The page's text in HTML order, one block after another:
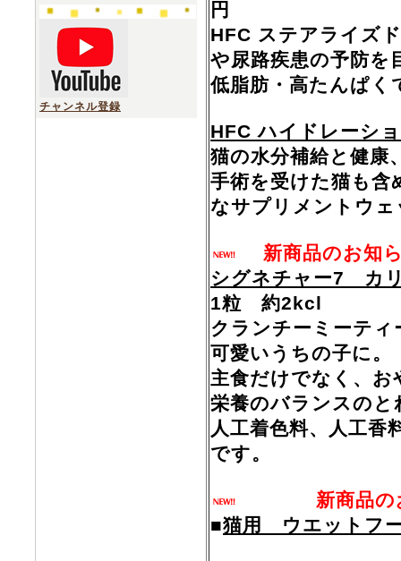
円
HFC ステアライズ
や尿路疾患の予防を
低脂肪・高たんぱく
HFC ハイドレーシ
猫の水分補給と健康
手術を受けた猫も含
なサプリメントウ
新商品のお知
シグネチャー7 カ
1粒 約2kcl
クランチーミーティ
可愛いうちの子に。
主食だけでなく、お
栄養のバランスの
人工着色料、人工香
です。
新商品の
■猫用 ウエットフ
チャンネル登録